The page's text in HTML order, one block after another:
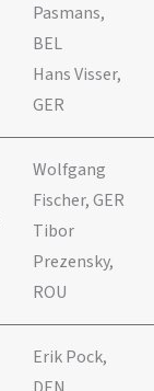
Pasmans,
BEL
Hans Visser,
GER
Wolfgang
Fischer, GER
Tibor
Prezensky,
ROU
Erik Pock,